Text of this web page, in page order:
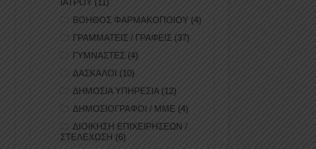
ΙΑΤΡΟΥ(11)
ΒΟΗΘΟΣ ΦΑΡΜΑΚΟΠΟΙΟΥ (4)
ΓΡΑΜΜΑΤΕΙΣ / ΓΡΑΦΕΙΣ (37)
ΓΥΜΝΑΣΤΕΣ (4)
ΔΑΣΚΑΛΟΙ (10)
ΔΗΜΟΣΙΑ ΥΠΗΡΕΣΙΑ (12)
ΔΗΜΟΣΙΟΓΡΑΦΟΙ / ΜΜΕ (4)
ΔΙΟΙΚΗΣΗ ΕΠΙΧΕΙΡΗΣΕΩΝ /
ΣΤΕΛΕΧΩΣΗ (6)